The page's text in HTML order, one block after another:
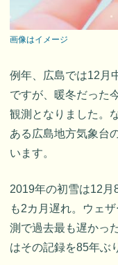
画像はイメージ
例年、広島では12月
ですが、暖冬だった
観測となりました。
ある広島地方気象台
います。
2019年の初雪は12月
も2カ月遅れ。ウェ
測で過去最も遅かっ
はその記録を85年ぶ